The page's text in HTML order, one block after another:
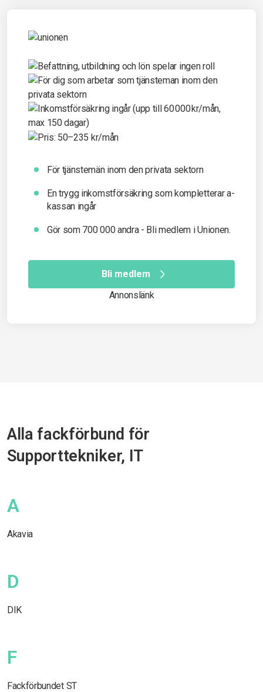
För tjänstemän inom den privata sektorn
En trygg inkomst­försäkring som kompletterar a-
kassan ingår
Gör som 700 000 andra - Bli medlem i Unionen.
Bli medlem
Annonslänk
Alla fackförbund för
Supporttekniker, IT
A
Akavia
D
DIK
F
Fackförbundet ST